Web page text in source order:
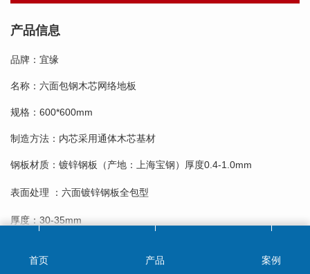
产品信息
品牌：宜缘
名称：六面包钢木芯网络地板
规格： 600*600mm
制造方法：内芯采用通体木芯基材
钢板材质：镀锌钢板（产地：上海宝钢）厚度0.4-1.0mm
表面处理 ：六面镀锌钢板全包型
厚度： 30-35mm
首页 产品 案例